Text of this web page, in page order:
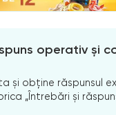
operativ și
și obține răspunsul
„Întrebări și